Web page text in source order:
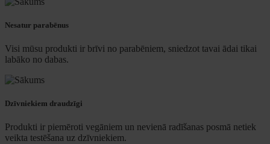
Nesatur parabēnus
Visi mūsu produkti ir brīvi no parabēniem, sniedzot tavai ādai tikai
labāko no dabas.​
Dzīvniekiem draudzīgi
Produkti ir piemēroti vegāniem un nevienā radīšanas posmā netiek
veikta testēšana uz dzīvniekiem.